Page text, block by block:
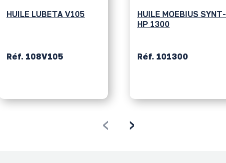
HUILE LUBETA V105
Réf. 108V105
HUILE MOEBIUS SYNT-
HP 1300
Réf. 101300
‹ ›